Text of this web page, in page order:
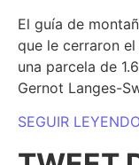
El guía de
que le cerraron
una parcela de
Gernot Langes-
SEGUIR